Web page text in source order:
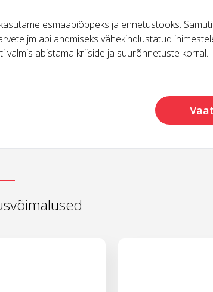
esmaabiõppeks ja ennetustööks.
jm abi andmiseks vähekindlustatud
valmis abistama kriiside ja suurõnnetuste korral.